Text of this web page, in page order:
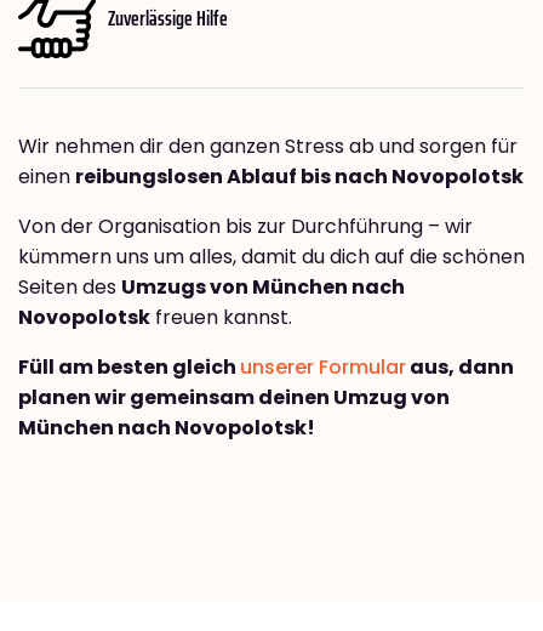
Zuverlässige Hilfe
Wir nehmen dir den ganzen Stress ab und sorgen für
einen reibungslosen Ablauf bis nach Novopolotsk
Von der Organisation bis zur Durchführung – wir
kümmern uns um alles, damit du dich auf die schönen
Seiten des Umzugs von München nach
Novopolotsk freuen kannst.
Füll am besten gleich unserer Formularaus, dann
planen wir gemeinsam deinen Umzug von
München nach Novopolotsk!